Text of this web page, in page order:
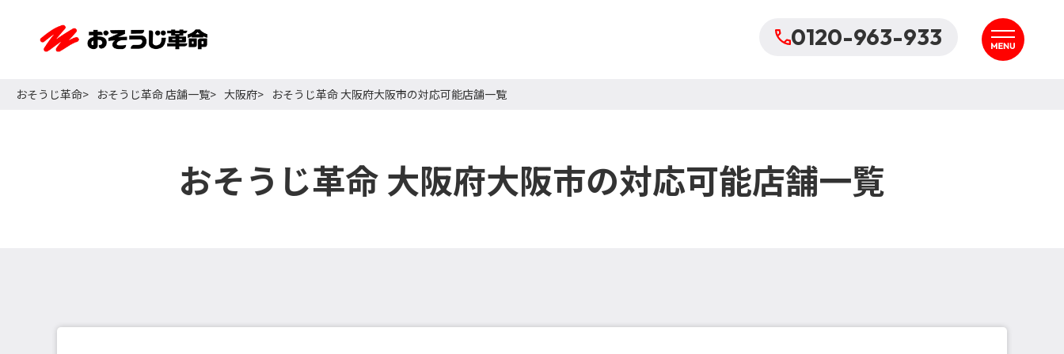
0120-963-933
おそうじ革命 おそうじ革命 店舗一覧 大阪府 おそうじ革命 大阪府大阪市の対応可能店舗一覧
おそうじ革命 大阪府大阪市の対応可能店舗一覧